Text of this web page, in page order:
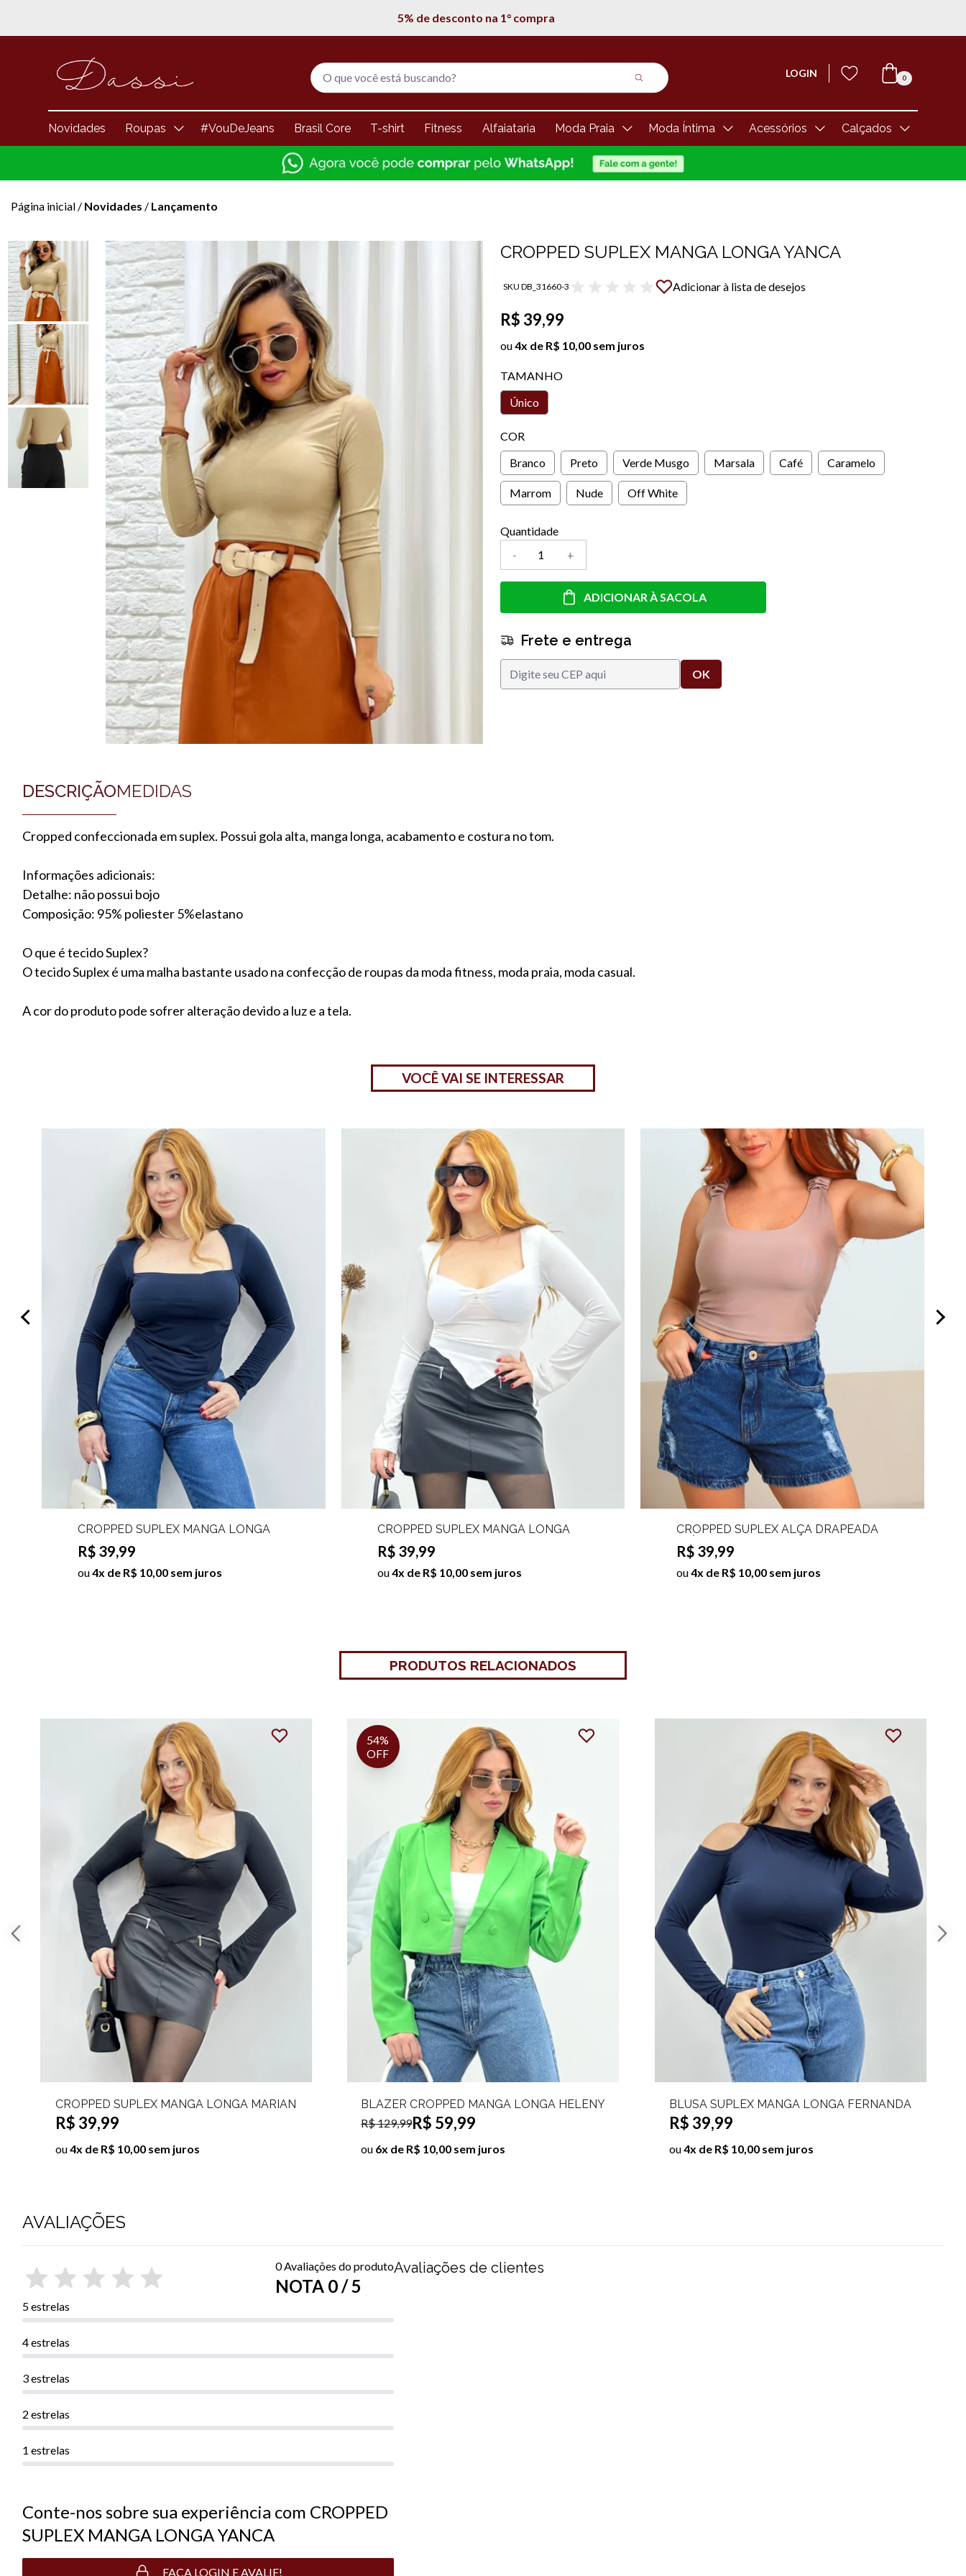
5% de desconto na 1° compra
LOGIN 0
Novidades Roupas #VouDeJeans Brasil Core T-shirt Fitness Alfaiataria Moda Praia Moda Íntima Acessórios Calçados
Página inicial / Novidades / Lançamento
CROPPED SUPLEX MANGA LONGA YANCA
SKU DB_31660-3 Adicionar à lista de desejos
R$ 39,99
ou4x de R$ 10,00 sem juros
TAMANHO
Único
COR
Branco
Preto Verde Musgo Marsala Café Caramelo
Marrom Nude Off White
Quantidade
-
+
ADICIONAR À SACOLA
Frete e entrega
DESCRIÇÃOMEDIDAS
Cropped confeccionada em suplex. Possui gola alta, manga longa, acabamento e costura no tom.
Informações adicionais:
Detalhe: não possui bojo
Composição: 95% poliester 5%elastano
O que é tecido Suplex?
O tecido Suplex é uma malha bastante usado na confecção de roupas da moda fitness, moda praia, moda casual.
A cor do produto pode sofrer alteração devido a luz e a tela.
VOCÊ VAI SE INTERESSAR
CROPPED SUPLEX MANGA LONGA
DARA
R$ 39,99
ou4x de R$ 10,00 sem juros
CROPPED SUPLEX MANGA LONGA
MARIAN
R$ 39,99
ou4x de R$ 10,00 sem juros
CROPPED SUPLEX ALÇA DRAPEADA
LAÍDE
R$ 39,99
ou4x de R$ 10,00 sem juros
PRODUTOS RELACIONADOS
BLAZER CROPPED MANGA LONGA HELENY
R$ 129,99R$ 59,99
ou6x de R$ 10,00 sem juros
BLUSA SUPLEX MANGA LONGA FERNANDA
R$ 39,99
ou4x de R$ 10,00 sem juros
BODY GOLA ALTA SUPLEX MANGA LONGA LISA
EVA
R$ 49,99
AVALIAÇÕES
0 Avaliações do produto
NOTA 0 / 5
5 estrelas
4 estrelas
3 estrelas
2 estrelas
1 estrelas
Conte-nos sobre sua experiência com CROPPED
SUPLEX MANGA LONGA YANCA
FAÇA LOGIN E AVALIE!
Avaliações de clientes